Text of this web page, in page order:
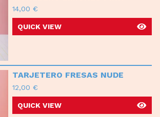
14,00 €
QUICK VIEW
TARJETERO FRESAS NUDE
12,00 €
QUICK VIEW